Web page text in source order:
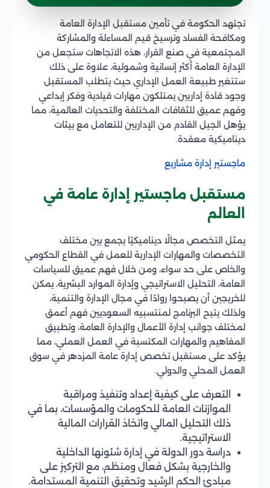
تجتهد الحكومة في تأمين مستقبل الإدارة العامة
ومكافحة الفساد وترسيخ قيم المساءلة والمشاركة
المجتمعية في صنع القرار، هذه الاتجاهات ستجعل من
الإدارة العامة أكثر إنسانية وشمولية، علاوة على ذلك
ستتغير طبيعة العمل الإداري حيث يتطلب المستقبل
وجود قادة إداريين يمتلكون مهارات قيادية وفكر إبداعي
وفهم عميق للثقافات المختلفة والتحديات العالمية، مما
يؤهل الجيل القادم من الإداريين للتعامل مع بيئات
ديناميكية معقدة.
ماجستير إدارة مشاريع
مستقبل ماجستير إدارة عامة في
العالم
يمثل التخصص مجالًا ديناميكيًا يجمع بين مختلف
التخصصات والمهارات الإدارية للعمل في القطاع الحكومي
والخاص على حد سواء، ومن خلال فهم عميق للسياسات
العامة، التحليل الاستراتيجي وإدارة الموارد البشرية، يمكن
للخريجين أن يصبحوا روادًا في مجال الإدارة والتنمية،
ولذلك يتيح البرنامج لمنتسبيه السعوديين فهم أعمق
لمختلف جوانب إدارة الأعمال والإدارة العامة، وتطبيق
المفاهيم والمهارات المكتسبة في العمل العملي، مما
يؤكد على مستقبل تخصص إدارة عامة المزدهر في سوق
العمل المحلي والدولي.
التعرف على كيفية إعداد وتنفيذ ومراقبة
الموازنات العامة للحكومات والمؤسسات، بما في
ذلك التحليل المالي واتخاذ القرارات المالية
الاستراتيجية.
دراسة دور الدولة في إدارة شئونها الداخلية
والخارجية بشكل فعال ومنظم، مع التركيز على
مبادئ الحكم الرشيد وتحقيق التنمية المستدامة.